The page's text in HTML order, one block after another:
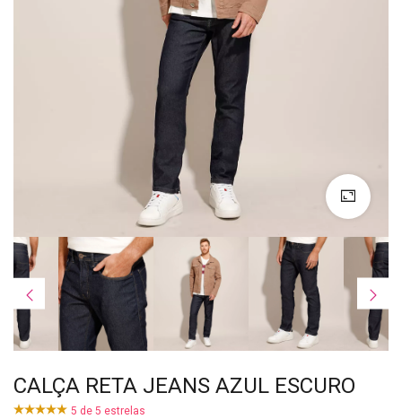
CALÇA RETA JEANS AZUL ESCURO
5 de 5 estrelas